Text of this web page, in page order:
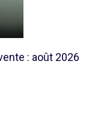
: août 2026